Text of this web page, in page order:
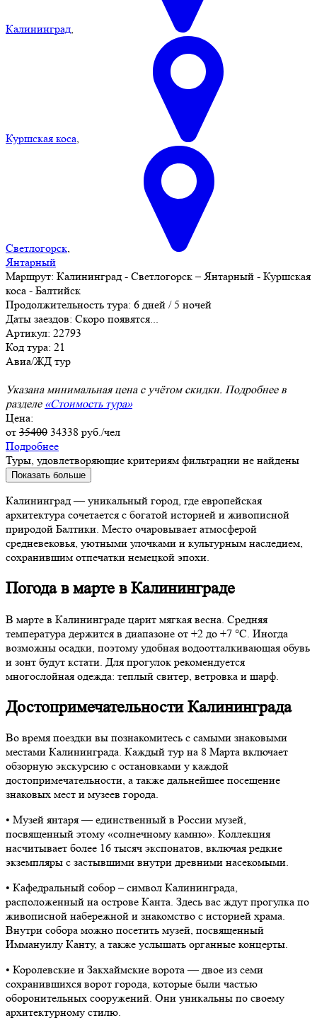
Калининград,
Куршская коса,
Светлогорск,
Янтарный
Маршрут: Калининград - Светлогорск – Янтарный - Куршская
коса - Балтийск
Продолжительность тура: 6 дней / 5 ночей
Даты заездов: Скоро появятся...
Артикул: 22793
Код тура: 21
Авиа/ЖД тур
Указана минимальная цена с учётом скидки. Подробнее в
разделе «Стоимость тура»
Цена:
от 35400 34338 руб./чел
Подробнее
Туры, удовлетворяющие критериям фильтрации не найдены
Показать больше
Калининград — уникальный город, где европейская
архитектура сочетается с богатой историей и живописной
природой Балтики. Место очаровывает атмосферой
средневековья, уютными улочками и культурным наследием,
сохранившим отпечатки немецкой эпохи.
Погода в марте в Калининграде
В марте в Калининграде царит мягкая весна. Средняя
температура держится в диапазоне от +2 до +7 °C. Иногда
возможны осадки, поэтому удобная водоотталкивающая обувь
и зонт будут кстати. Для прогулок рекомендуется
многослойная одежда: теплый свитер, ветровка и шарф.
Достопримечательности Калининграда
Во время поездки вы познакомитесь с самыми знаковыми
местами Калининграда. Каждый тур на 8 Марта включает
обзорную экскурсию с остановками у каждой
достопримечательности, а также дальнейшее посещение
знаковых мест и музеев города.
• Музей янтаря — единственный в России музей,
посвященный этому «солнечному камню». Коллекция
насчитывает более 16 тысяч экспонатов, включая редкие
экземпляры с застывшими внутри древними насекомыми.
• Кафедральный собор – символ Калининграда,
расположенный на острове Канта. Здесь вас ждут прогулка по
живописной набережной и знакомство с историей храма.
Внутри собора можно посетить музей, посвященный
Иммануилу Канту, а также услышать органные концерты.
• Королевские и Закхаймские ворота — двое из семи
сохранившихся ворот города, которые были частью
оборонительных сооружений. Они уникальны по своему
архитектурному стилю.